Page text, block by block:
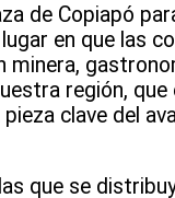
de Copiapó
en que las
minera,
región,
clave del
que se